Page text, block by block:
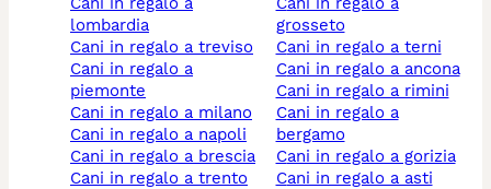
lombardia
cani in regalo a treviso
cani in regalo a
piemonte
cani in regalo a milano
cani in regalo a napoli
cani in regalo a brescia
cani in regalo a trento
grosseto
cani in regalo a terni
cani in regalo a ancona
cani in regalo a rimini
cani in regalo a
bergamo
cani in regalo a gorizia
cani in regalo a asti